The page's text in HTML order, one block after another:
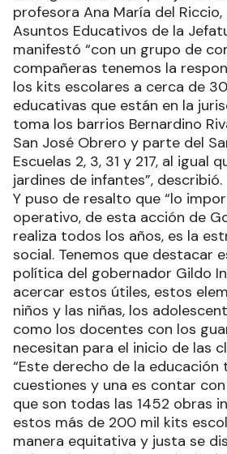
profesora Ana María del
Asuntos Educativos de la
manifestó “con un grupo de
compañeras tenemos la
los kits escolares a cerca de
educativas que están en la
toma los barrios Bernardino
San José Obrero y parte del
Escuelas 2, 3, 31 y 217, al igual
jardines de infantes”, describió.
Y puso de resalto que “lo
operativo, de esta acción de
realiza todos los años, es la
social. Tenemos que destacar
política del gobernador Gildo
acercar estos útiles, estos
niños y las niñas, los
como los docentes con los
necesitan para el inicio de las
“Este derecho de la
cuestiones y una es contar
que son todas las 1452 obras
estos más de 200 mil kits
manera equitativa y justa se